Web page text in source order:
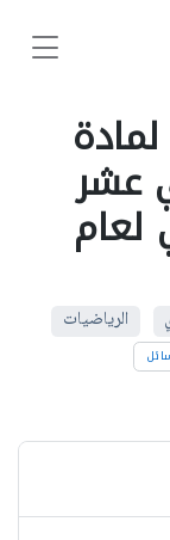
اختبار نهائي نموذج 9 لمادة
عشر
لعام
الرياضيات